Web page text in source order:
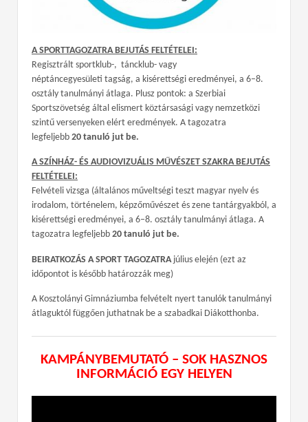
A SPORTTAGOZATRA BEJUTÁS FELTÉTELEI:
Regisztrált sportklub-, táncklub- vagy
néptáncegyesületi tagság, a kisérettségi eredményei, a 6–8.
osztály tanulmányi átlaga. Plusz pontok: a Szerbiai
Sportszövetség által elismert köztársasági vagy nemzetközi
szintű versenyeken elért eredmények. A tagozatra
legfeljebb 20 tanuló jut be.
A SZÍNHÁZ- ÉS AUDIOVIZUÁLIS MŰVÉSZET SZAKRA BEJUTÁS
FELTÉTELEI:
Felvételi vizsga (általános műveltségi teszt magyar nyelv és
irodalom, történelem, képzőművészet és zene tantárgyakból, a
kisérettségi eredményei, a 6–8. osztály tanulmányi átlaga. A
tagozatra legfeljebb 20 tanuló jut be.
BEIRATKOZÁS A SPORT TAGOZATRAjúlius elején (ezt az
időpontot is később határozzák meg)
A Kosztolányi Gimnáziumba felvételt nyert tanulók tanulmányi
átlaguktól függően juthatnak be a szabadkai Diákotthonba.
KAMPÁNYBEMUTATÓ – SOK HASZNOS
INFORMÁCIÓ EGY HELYEN